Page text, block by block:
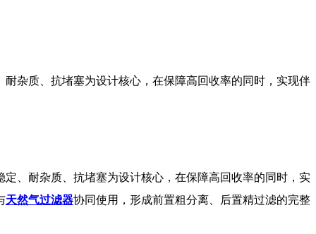
杂质、抗堵塞为设计核心，在保障高回收率的同时，实现伴
、耐杂质、抗堵塞为设计核心，在保障高回收率的同时，实
天然气过滤器协同使用，形成前置粗分离、后置精过滤的完整